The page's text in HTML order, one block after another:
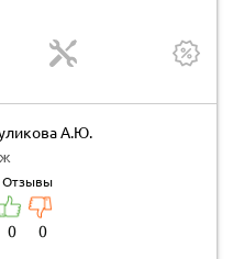
А.Ю.
Отзывы
0 0